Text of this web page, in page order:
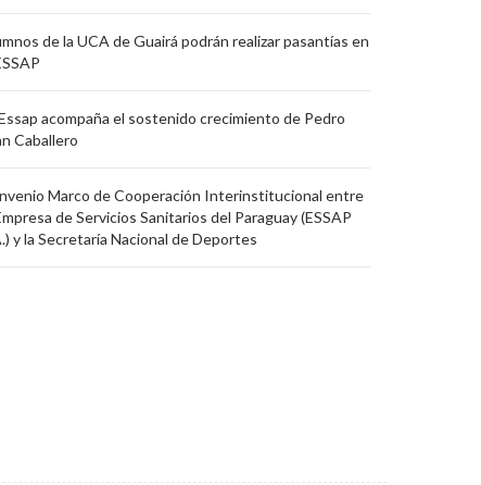
de la UCA de Guairá podrán realizar pasantías en
acompaña el sostenido crecimiento de Pedro
Caballero
Marco de Cooperación Interinstitucional entre
de Servicios Sanitarios del Paraguay (ESSAP
y la Secretaría Nacional de Deportes